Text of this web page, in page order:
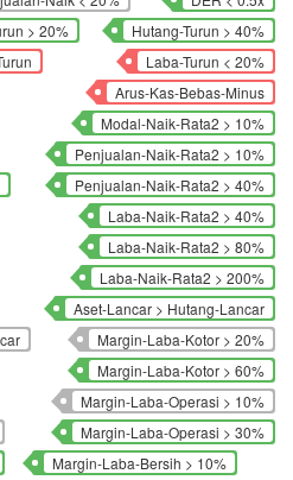
> 20%
Hutang-Turun > 40%
Laba-Turun < 20%
Arus-Kas-Bebas-Minus
Modal-Naik-Rata2 > 10%
Penjualan-Naik-Rata2 > 10%
Penjualan-Naik-Rata2 > 40%
Laba-Naik-Rata2 > 40%
Laba-Naik-Rata2 > 80%
Laba-Naik-Rata2 > 200%
Aset-Lancar > Hutang-Lancar
Margin-Laba-Kotor > 20%
Margin-Laba-Kotor > 60%
Margin-Laba-Operasi > 10%
Margin-Laba-Operasi > 30%
Margin-Laba-Bersih > 10%